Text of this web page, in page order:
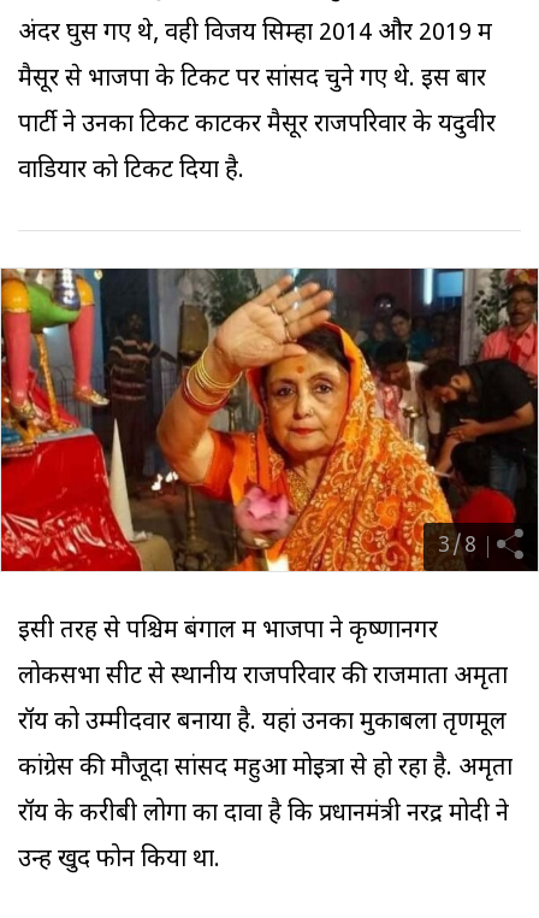
अंदर घुस गए थे, वही विजय सिम्हा 2014 और 2019 में
मैसूर से भाजपा के टिकट पर सांसद चुने गए थे. इस बार
पार्टी ने उन​का टिकट काटकर मैसूर राजपरिवार के यदुवीर
वाडियार को टिकट दिया है.
3/8
इसी तरह से पश्चिम बंगाल में भाजपा ने कृष्णानगर
लोकसभा सीट से स्थानीय राजपरिवार की राजमाता अमृता
रॉय को उम्मीदवार बनाया है. यहां उनका मुकाबला तृणमूल
कांग्रेस की मौजूदा सांसद महुआ मोइत्रा से हो रहा है. अमृता
रॉय के करीबी लोगों का दावा है कि प्रधानमंत्री नरेंद्र मोदी ने
उन्हें खुद फोन किया था.